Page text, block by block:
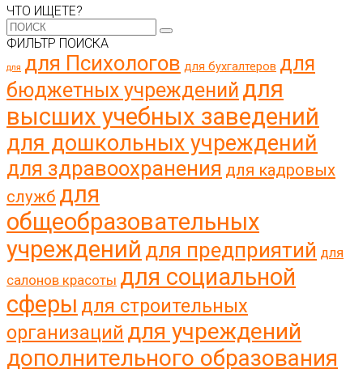
ЧТО ИЩЕТЕ?
ФИЛЬТР ПОИСКА
для для Психологов для бухгалтеров для
бюджетных учреждений для
высших учебных заведений
для дошкольных учреждений
для здравоохранения для кадровых
служб для
общеобразовательных
учреждений для предприятий для
салонов красоты для социальной
сферы для строительных
организаций для учреждений
дополнительного образования